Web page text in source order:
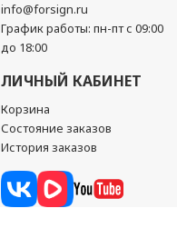
info@forsign.ru
График работы: пн-пт с 09:00
до 18:00
ЛИЧНЫЙ КАБИНЕТ
Корзина
Состояние заказов
История заказов